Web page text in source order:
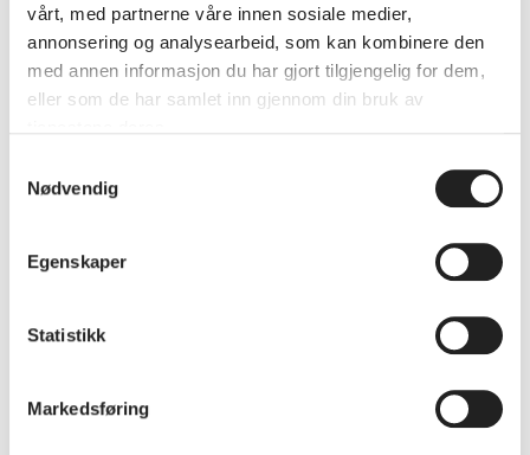
vårt, med partnerne våre innen sosiale medier,
annonsering og analysearbeid, som kan kombinere den
med annen informasjon du har gjort tilgjengelig for dem,
eller som de har samlet inn gjennom din bruk av
Nødvendig
Egenskaper
Statistikk
Markedsføring
omstilling. Kristiansand skal være
inkluderende og mangfoldig - med
livskvalitet for alle. Kristiansand skal
være skapende og kompetent - en
regionen. Visjonen «sterkere
sammen» peker framover, og skal
samle og inspirere til felles utvikling
og endring.